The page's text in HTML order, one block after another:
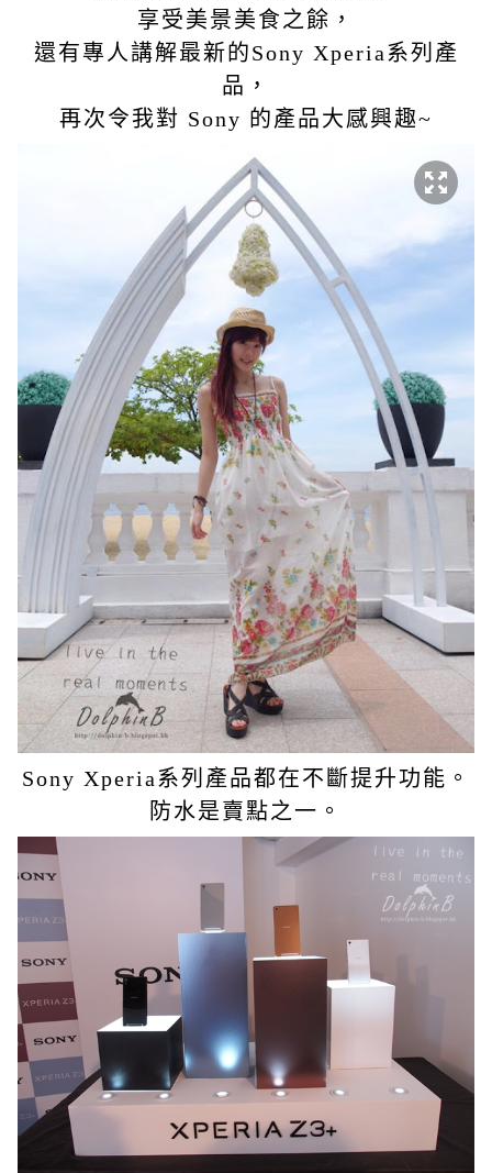
享受美景美食之餘，
還有專人講解最新的Sony Xperia系列產
品，
再次令我對 Sony 的產品大感興趣~
Sony Xperia系列產品都在不斷提升功能。
防水是賣點之一。